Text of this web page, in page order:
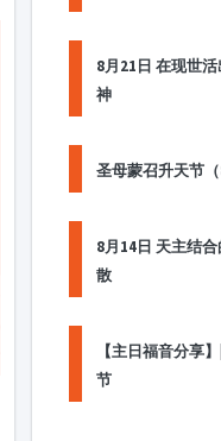
8月21日 在现世
神
圣母蒙召升天节（
8月14日 天主结
散
【主日福音分享
节